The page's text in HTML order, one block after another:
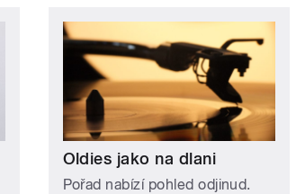
Oldies jako na dlani
Pořad nabízí pohled odjinud.